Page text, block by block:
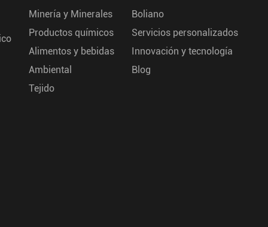
Minería y Minerales
Productos químicos
Alimentos y bebidas
Ambiental
Tejido
Boliano
Servicios personalizados
Innovación y tecnología
Blog